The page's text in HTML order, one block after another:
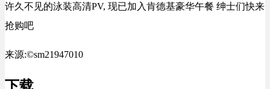
许久不见的泳装高清PV, 现已加入肯德基豪华午餐 绅士们快来
抢购吧
来源:©sm21947010